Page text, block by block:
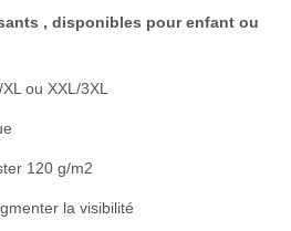
, disponibles pour enfant ou
ou XXL/3XL
120 g/m2
la visibilité